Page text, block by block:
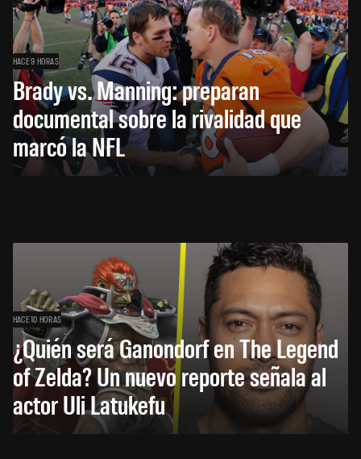
HACE 9 HORAS
Brady vs. Manning: preparan
documental sobre la rivalidad que
marcó la NFL
HACE 10 HORAS
¿Quién será Ganondorf en The Legend
of Zelda? Un nuevo reporte señala al
actor Uli Latukefu